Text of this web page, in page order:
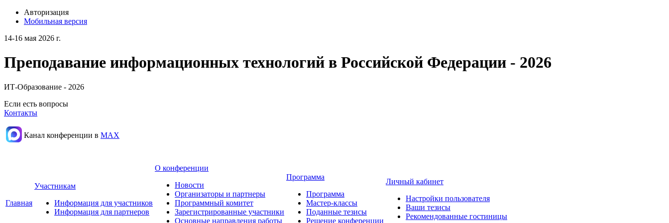
Авторизация
Мобильная версия
14-16 мая 2026 г.
Преподавание информационных технологий в Российской Федерации - 2026
ИТ-Образование - 2026
Если есть вопросы
Контакты
Канал конференции в МАХ
Главная
Участникам
Информация для участников
Информация для партнеров
О конференции
Новости
Организаторы и партнеры
Программный комитет
Зарегистрированные участники
Основные направления работы
Программа
Программа
Мастер-классы
Поданные тезисы
Решение конференции
Личный кабинет
Настройки пользователя
Ваши тезисы
Рекомендованные гостиницы